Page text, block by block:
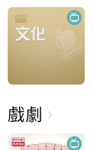
戲劇